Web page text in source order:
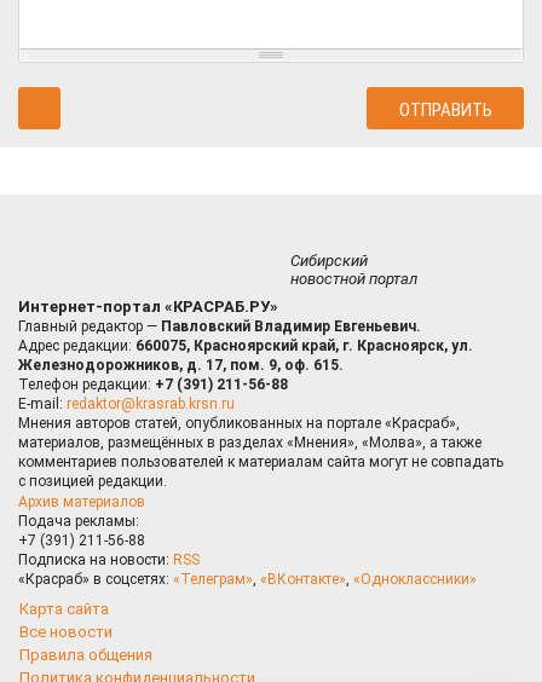
Сибирский
новостной портал
Интернет-портал «КРАСРАБ.РУ»
Главный редактор — Павловский Владимир Евгеньевич.
Адрес редакции: 660075, Красноярский край, г. Красноярск, ул.
Железнодорожников, д. 17, пом. 9, оф. 615.
Телефон редакции: +7 (391) 211-56-88
E-mail: redaktor@krasrab.krsn.ru
Мнения авторов статей, опубликованных на портале «Красраб»,
материалов, размещённых в разделах «Мнения», «Молва», а также
комментариев пользователей к материалам сайта могут не совпадать
с позицией редакции.
Архив материалов
Подача рекламы:
+7 (391) 211-56-88
Подписка на новости: RSS
«Красраб» в соцсетях: «Телеграм», «ВКонтакте», «Одноклассники»
Карта сайта
Все новости
Правила общения
Политика конфиденциальности